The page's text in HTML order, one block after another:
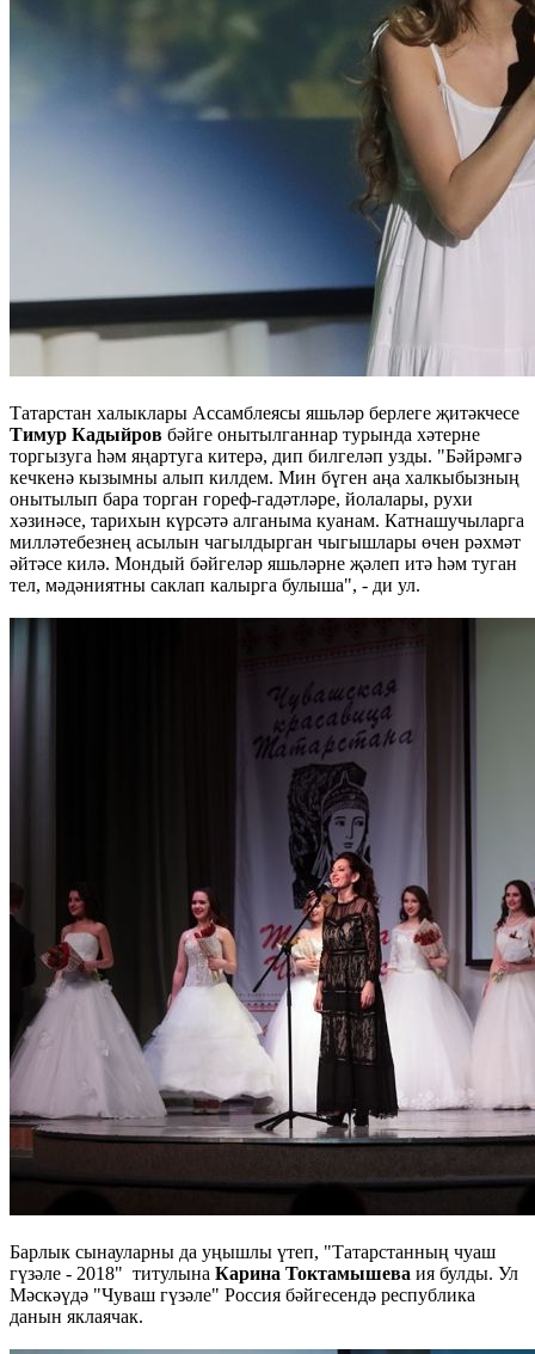
Татарстан халыклары Ассамблеясы яшьләр берлеге җитәкчесе
Тимур Кадыйров бәйге онытылганнар турында хәтерне
торгызуга һәм яңартуга китерә, дип билгеләп узды. "Бәйрәмгә
кечкенә кызымны алып килдем. Мин бүген аңа халкыбызның
онытылып бара торган гореф-гадәтләре, йолалары, рухи
хәзинәсе, тарихын күрсәтә алганыма куанам. Катнашучыларга
милләтебезнең асылын чагылдырган чыгышлары өчен рәхмәт
әйтәсе килә. Мондый бәйгеләр яшьләрне җәлеп итә һәм туган
тел, мәдәниятны саклап калырга булыша", - ди ул.
Барлык сынауларны да уңышлы үтеп, "Татарстанның чуаш
гүзәле - 2018" титулына Карина Токтамышева ия булды. Ул
Мәскәүдә "Чуваш гүзәле" Россия бәйгесендә республика
данын яклаячак.